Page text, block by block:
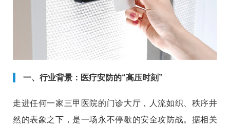
一、行业背景：医疗安防的“高压时刻”
走进任何一家三甲医院的门诊大厅，人流如织、秩序井
然的表象之下，是一场永不停歇的安全攻防战。据相关